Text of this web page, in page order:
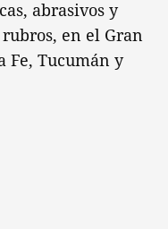
abrasivos y
en el Gran
Fe, Tucumán y